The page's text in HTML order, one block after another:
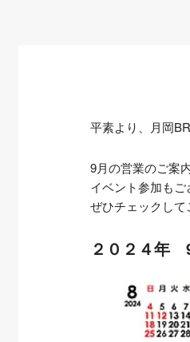
平素より、月岡
9月の営業のご案内
イベント参加もご
ぜひチェックし
２０２４年